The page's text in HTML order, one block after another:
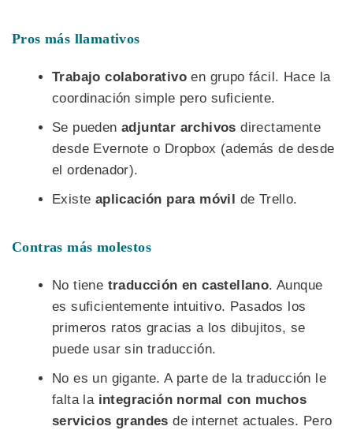
Pros más llamativos
Trabajo colaborativo en grupo fácil. Hace la
coordinación simple pero suficiente.
Se pueden adjuntar archivos directamente
desde Evernote o Dropbox (además de desde
el ordenador).
Existe aplicación para móvil de Trello.
Contras más molestos
No tiene traducción en castellano. Aunque
es suficientemente intuitivo. Pasados los
primeros ratos gracias a los dibujitos, se
puede usar sin traducción.
No es un gigante. A parte de la traducción le
falta la integración normal con muchos
servicios grandes de internet actuales. Pero